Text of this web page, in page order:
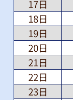
17日
18日
19日
20日
21日
22日
23日